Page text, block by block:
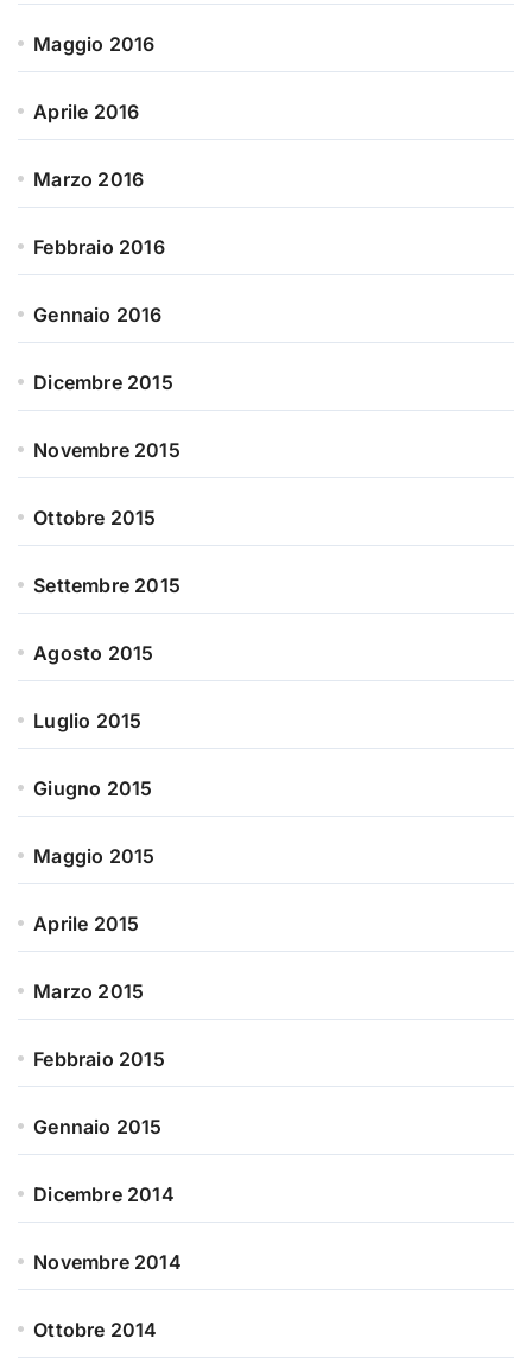
Maggio 2016
Aprile 2016
Marzo 2016
Febbraio 2016
Gennaio 2016
Dicembre 2015
Novembre 2015
Ottobre 2015
Settembre 2015
Agosto 2015
Luglio 2015
Giugno 2015
Maggio 2015
Aprile 2015
Marzo 2015
Febbraio 2015
Gennaio 2015
Dicembre 2014
Novembre 2014
Ottobre 2014